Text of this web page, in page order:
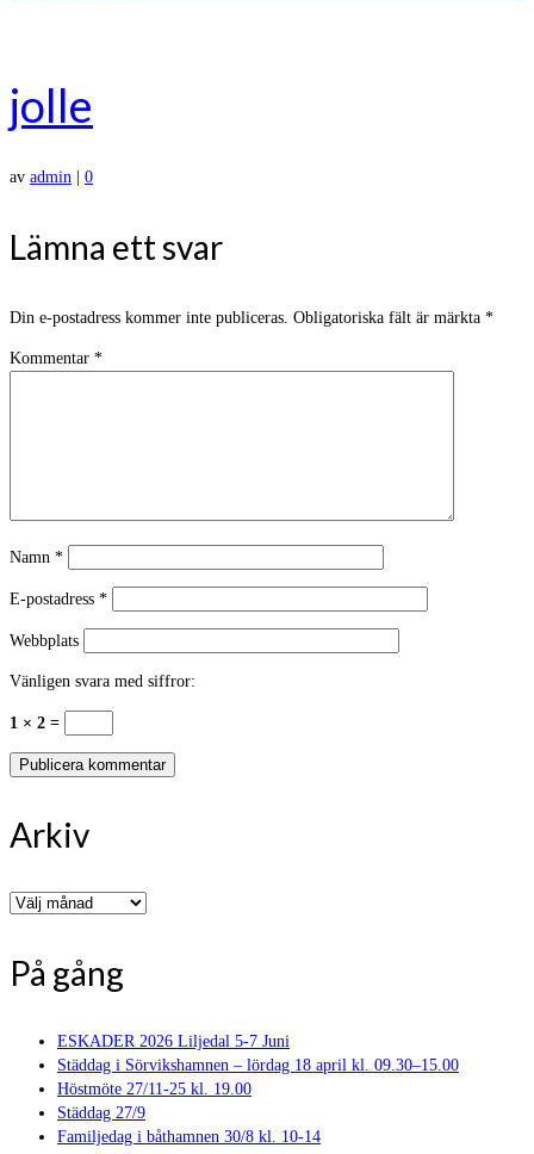
jolle
av admin 0
Lämna ett svar
Din e-postadress kommer inte publiceras. Obligatoriska fält är märkta *
Kommentar *
Namn *
E-postadress *
Webbplats
Vänligen svara med siffror:
1 × 2 =
Arkiv
Arkiv
På gång
ESKADER 2026 Liljedal 5-7 Juni
Städdag i Sörvikshamnen – lördag 18 april kl. 09.30–15.00
Höstmöte 27/11-25 kl. 19.00
Städdag 27/9
Familjedag i båthamnen 30/8 kl. 10-14